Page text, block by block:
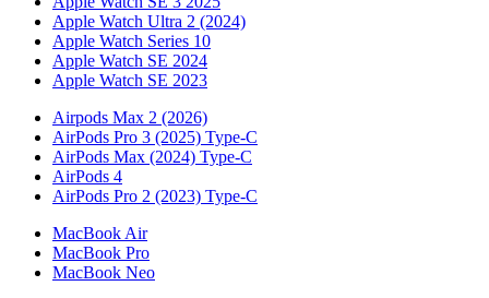
Apple Watch Ultra 2 (2024)
Apple Watch Series 10
Apple Watch SE 2024
Apple Watch SE 2023
Airpods Max 2 (2026)
AirPods Pro 3 (2025) Type-C
AirPods Max (2024) Type-C
AirPods 4
AirPods Pro 2 (2023) Type-C
MacBook Air
MacBook Pro
MacBook Neo